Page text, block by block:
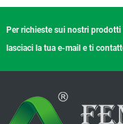
Per richieste sui nostri
lasciaci la tua e-mail e ti